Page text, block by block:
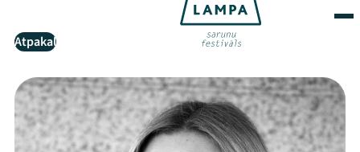
Atpakaļ